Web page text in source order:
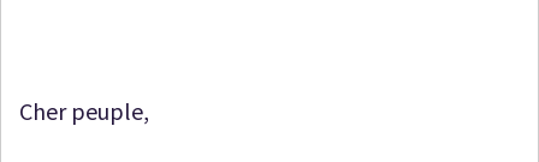
Cher peuple,